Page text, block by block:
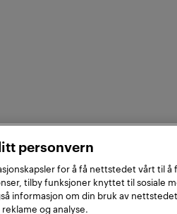
personvern
for å få nettstedet vårt til
tilby funksjoner knyttet til sosiale
informasjon om din bruk av
og analyse.